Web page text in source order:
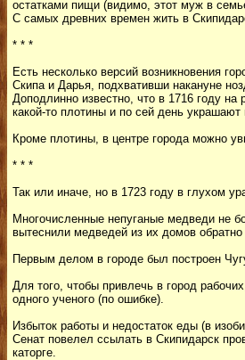
остатками пищи (видимо, этот муж в
С самых древних времен жить в
* * *
Есть несколько версий возникновения
Скипа и Дарья, подхвативши накануне
Доподлинно известно, что в 1716 году на
какой-то плотины и по сей день
Кроме плотины, в центре города можно
* * *
Так или иначе, но в 1723 году в глухом
Многочисленные непуганые медведи не
вытеснили медведей из их домов
Первым делом в городе был построен
Для того, чтобы привлечь в город
одного ученого (по ошибке).
Избыток работы и недостаток еды (в
Сенат повелел ссылать в Скипидарск
каторге.